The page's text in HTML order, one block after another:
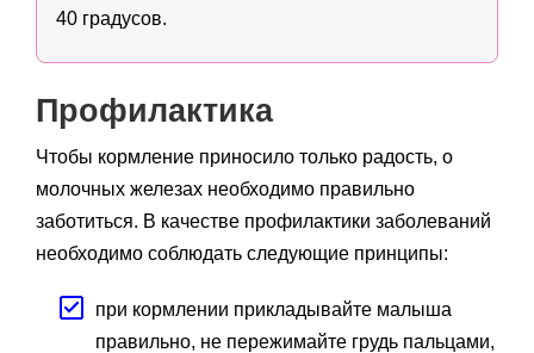
40 градусов.
Профилактика
Чтобы кормление приносило только радость, о
молочных железах необходимо правильно
заботиться. В качестве профилактики заболеваний
необходимо соблюдать следующие принципы:
при кормлении прикладывайте малыша
правильно, не пережимайте грудь пальцами,